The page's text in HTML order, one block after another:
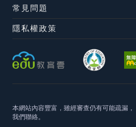
常見問題
隱私權政策
本網站內容豐富，雖經審查仍有可能疏漏，
我們聯絡。